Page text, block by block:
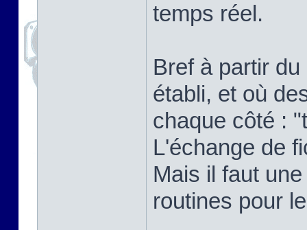
temps réel.
Bref à partir
établi, et où
chaque côté :
L'échange de
Mais il faut
routines pour